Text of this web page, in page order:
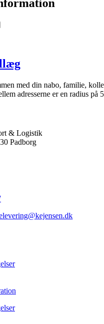
med din nabo, familie,
adresserne er en radius på
& Logistik
Padborg